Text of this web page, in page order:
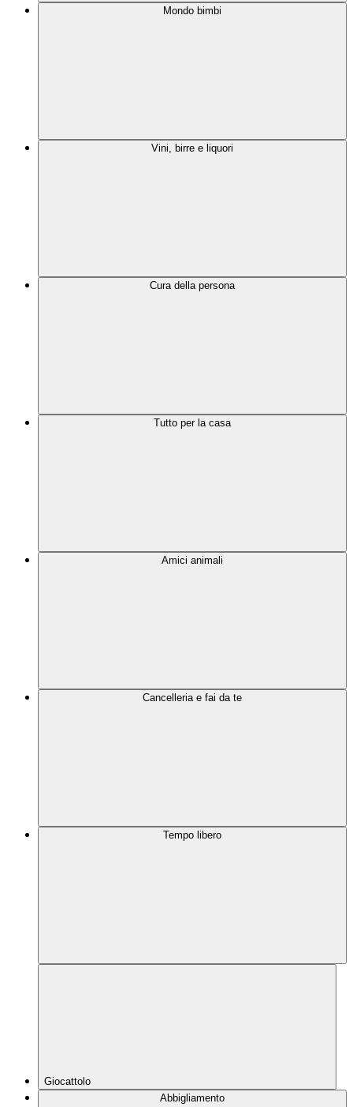
Mondo bimbi
Vini, birre e liquori
Cura della persona
Tutto per la casa
Amici animali
Cancelleria e fai da te
Tempo libero
Giocattolo
Abbigliamento